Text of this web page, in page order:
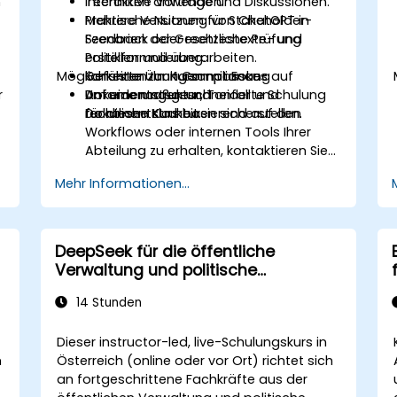
Mehrere Versionen für Stakeholder-
Feedback oder rechtliche Prüfung
erstellen und überarbeiten.
Konsistenz mit Compliance-
Anforderungen und
Dokumentstrukturen sicherstellen.
Praktische Nutzung von ChatGPT in
Szenarien der Gesetzestexte- und
Politikformulierung.
Geführte Übungen mit Fokus auf
Dokumentstruktur, Tonfall und
rechtliche Klarheit.
Möglichkeiten zur Kursanpassung
Um eine maßgeschneiderte Schulung
für diesen Kurs basierend auf den
Workflows oder internen Tools Ihrer
Abteilung zu erhalten, kontaktieren Sie
Mehr Informationen...
DeepSeek für die öffentliche
Verwaltung und politische
14 Stunden
Dieser instructor-led, live-Schulungskurs in
Österreich (online oder vor Ort) richtet sich
an fortgeschrittene Fachkräfte aus der